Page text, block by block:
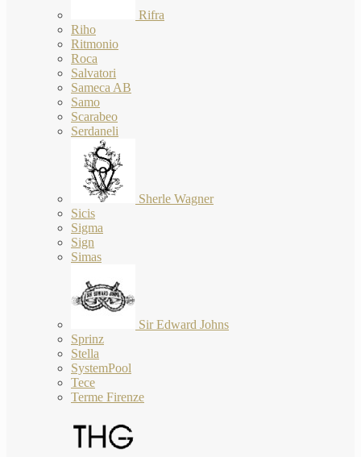
Rifra
Riho
Ritmonio
Roca
Salvatori
Sameca AB
Samo
Scarabeo
Serdaneli
Sherle Wagner
Sicis
Sigma
Sign
Simas
Sir Edward Johns
Sprinz
Stella
SystemPool
Tece
Terme Firenze